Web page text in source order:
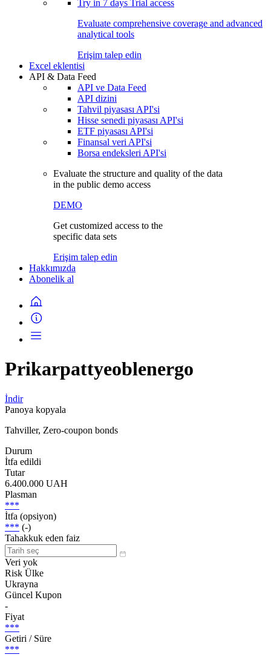
Try in 7 days Trial access
Evaluate comprehensive coverage and advanced
analytical tools
Erişim talep edin
Excel eklentisi
API & Data Feed
API ve Data Feed
API dizini
Tahvil piyasası API'si
Hisse senedi piyasası API'si
ETF piyasası API'si
Finansal veri API'si
Borsa endeksleri API'si
Evaluate the structure and quality of the data
in the public demo access
DEMO
Get customized access to the
specific data sets
Erişim talep edin
Hakkımızda
Abonelik al
Prikarpattyeoblenergo
İndir
Panoya kopyala
Tahviller, Zero-coupon bonds
Durum
İtfa edildi
Tutar
6.400.000 UAH
Plasman
***
İtfa (opsiyon)
*** (-)
Tahakkuk eden faiz
Veri yok
Risk Ülke
Ukrayna
Güncel Kupon
-
Fiyat
***
Getiri / Süre
***